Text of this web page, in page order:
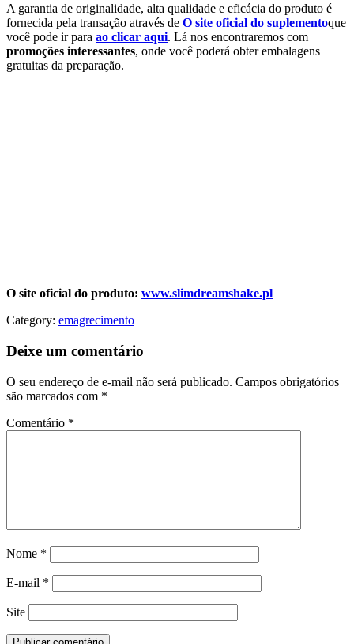
A garantia de originalidade, alta qualidade e eficácia do produto é
fornecida pela transação através de O site oficial do suplementoque
você pode ir para ao clicar aqui. Lá nos encontraremos com
promoções interessantes, onde você poderá obter embalagens
gratuitas da preparação.
O site oficial do produto: www.slimdreamshake.pl
Category: emagrecimento
Deixe um comentário
O seu endereço de e-mail não será publicado. Campos obrigatórios
são marcados com *
Comentário *
Nome *
E-mail *
Site